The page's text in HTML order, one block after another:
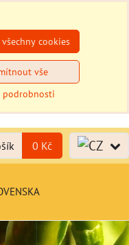
0 Kč
podrobnosti
cookies
vše